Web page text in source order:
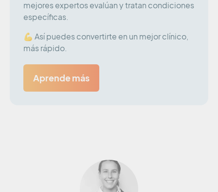
mejores expertos evalúan y tratan condiciones
específicas.
💪 Así puedes convertirte en un mejor clínico,
más rápido.
Aprende más